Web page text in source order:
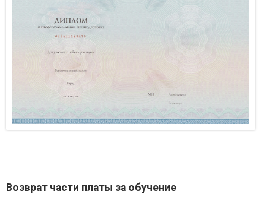
Возврат части платы за обучение